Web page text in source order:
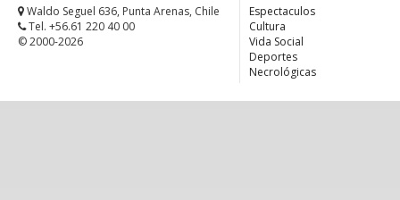
Waldo Seguel 636, Punta Arenas, Chile
Tel. +56.61 220 40 00
© 2000-2026
Espectaculos
Cultura
Vida Social
Deportes
Necrológicas